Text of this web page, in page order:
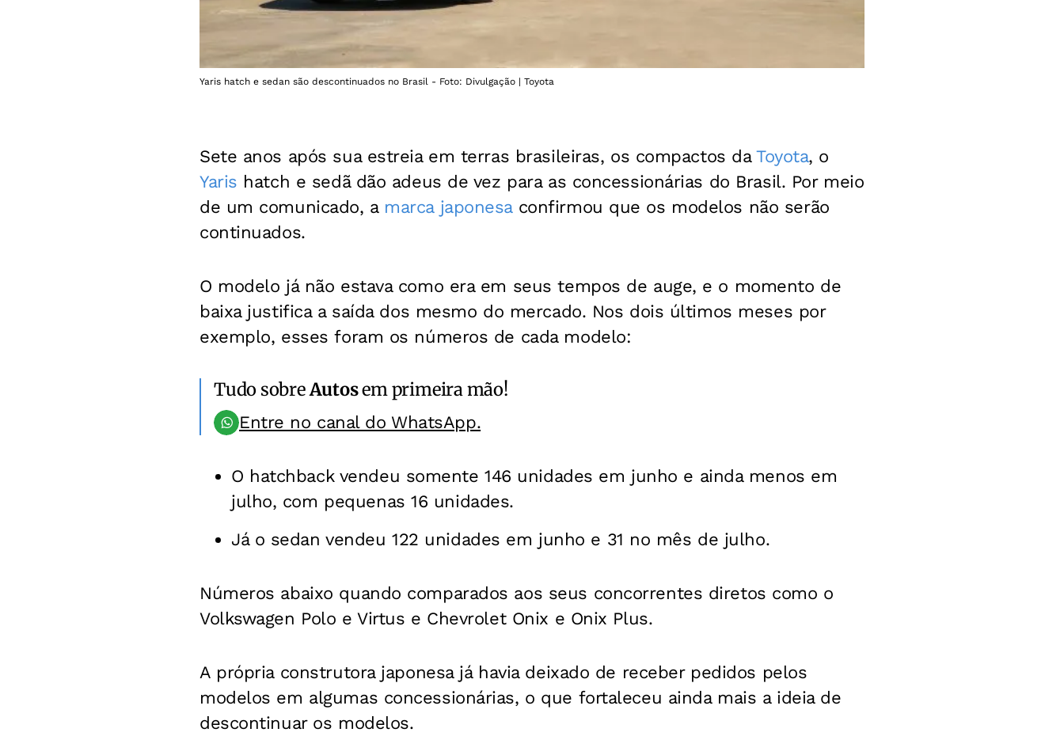
Yaris hatch e sedan são descontinuados no Brasil - Foto: Divulgação | Toyota
Sete anos após sua estreia em terras brasileiras, os compactos da Toyota, o
Yaris hatch e sedã dão adeus de vez para as concessionárias do Brasil. Por meio
de um comunicado, a marca japonesaconfirmou que os modelos não serão
continuados.
O modelo já não estava como era em seus tempos de auge, e o momento de
baixa justifica a saída dos mesmo do mercado. Nos dois últimos meses por
exemplo, esses foram os números de cada modelo:
Tudo sobreAutosem primeira mão!
Entre no canal do WhatsApp.
O hatchback vendeu somente 146 unidades em junho e ainda menos em
julho, com pequenas 16 unidades.
Já o sedan vendeu 122 unidades em junho e 31 no mês de julho.
Números abaixo quando comparados aos seus concorrentes diretos como o
Volkswagen Polo e Virtus e Chevrolet Onix e Onix Plus.
A própria construtora japonesa já havia deixado de receber pedidos pelos
modelos em algumas concessionárias, o que fortaleceu ainda mais a ideia de
descontinuar os modelos.